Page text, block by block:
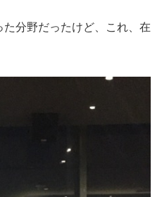
分野だったけど、これ、在